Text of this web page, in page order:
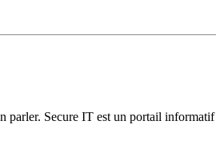
Secure IT est un portail